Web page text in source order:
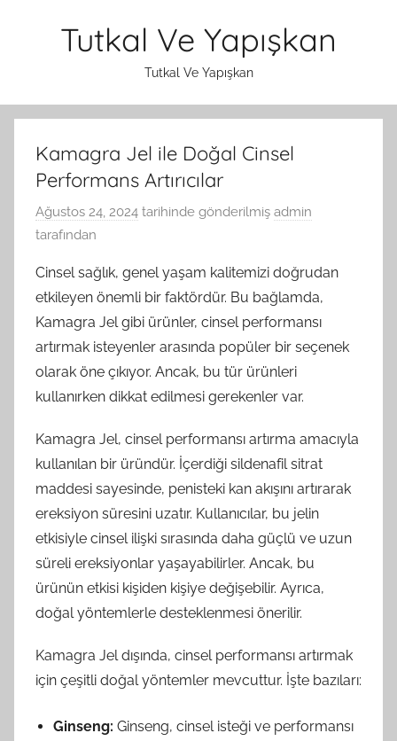
Tutkal Ve Yapışkan
Tutkal Ve Yapışkan
Kamagra Jel ile Doğal Cinsel
Performans Artırıcılar
Ağustos 24, 2024 tarihinde gönderilmiş admin
tarafından
Cinsel sağlık, genel yaşam kalitemizi doğrudan
etkileyen önemli bir faktördür. Bu bağlamda,
Kamagra Jel gibi ürünler, cinsel performansı
artırmak isteyenler arasında popüler bir seçenek
olarak öne çıkıyor. Ancak, bu tür ürünleri
kullanırken dikkat edilmesi gerekenler var.
Kamagra Jel, cinsel performansı artırma amacıyla
kullanılan bir üründür. İçerdiği sildenafil sitrat
maddesi sayesinde, penisteki kan akışını artırarak
ereksiyon süresini uzatır. Kullanıcılar, bu jelin
etkisiyle cinsel ilişki sırasında daha güçlü ve uzun
süreli ereksiyonlar yaşayabilirler. Ancak, bu
ürünün etkisi kişiden kişiye değişebilir. Ayrıca,
doğal yöntemlerle desteklenmesi önerilir.
Kamagra Jel dışında, cinsel performansı artırmak
için çeşitli doğal yöntemler mevcuttur. İşte bazıları:
Ginseng: Ginseng, cinsel isteği ve performansı